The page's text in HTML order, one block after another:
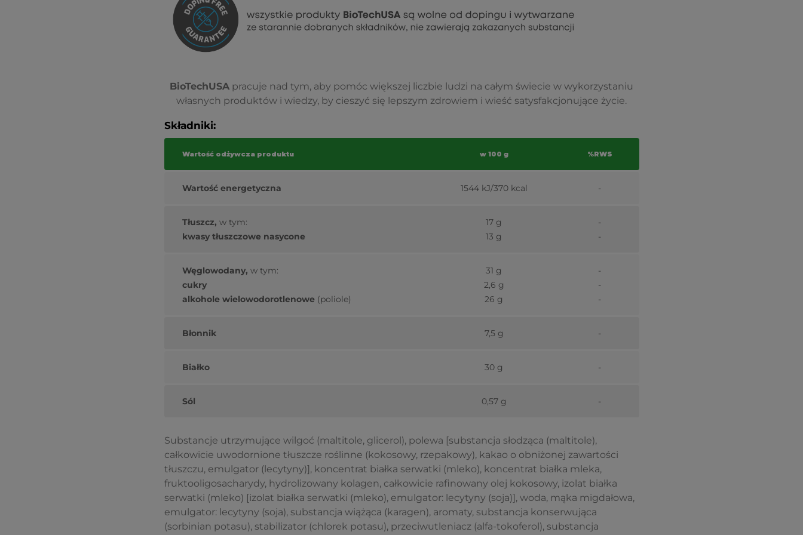
BioTechUSA pracuje nad tym, aby pomóc większej liczbie ludzi na całym świecie w wykorzystaniu
własnych produktów i wiedzy, by cieszyć się lepszym zdrowiem i wieść satysfakcjonujące życie.
Składniki:
Wartość odżywcza produktu w 100 g %RWS
Wartość energetyczna 1544 kJ/370 kcal -
Tłuszcz, w tym:
kwasy tłuszczowe nasycone
17 g
13 g
-
-
Węglowodany, w tym:
cukry
alkohole wielowodorotlenowe(poliole)
31 g
2,6 g
26 g
-
-
-
Błonnik 7,5 g -
Białko 30 g -
Sól 0,57 g -
Substancje utrzymujące wilgoć (maltitole, glicerol), polewa [substancja słodząca (maltitole),
całkowicie uwodornione tłuszcze roślinne (kokosowy, rzepakowy), kakao o obniżonej zawartości
tłuszczu, emulgator (lecytyny)], koncentrat białka serwatki (mleko), koncentrat białka mleka,
fruktooligosacharydy, hydrolizowany kolagen, całkowicie rafinowany olej kokosowy, izolat białka
serwatki (mleko) [izolat białka serwatki (mleko), emulgator: lecytyny (soja)], woda, mąka migdałowa,
emulgator: lecytyny (soja), substancja wiążąca (karagen), aromaty, substancja konserwująca
(sorbinian potasu), stabilizator (chlorek potasu), przeciwutleniacz (alfa-tokoferol), substancja